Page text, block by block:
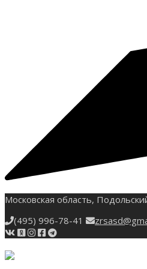
Московская область,
(495) 996-78-41